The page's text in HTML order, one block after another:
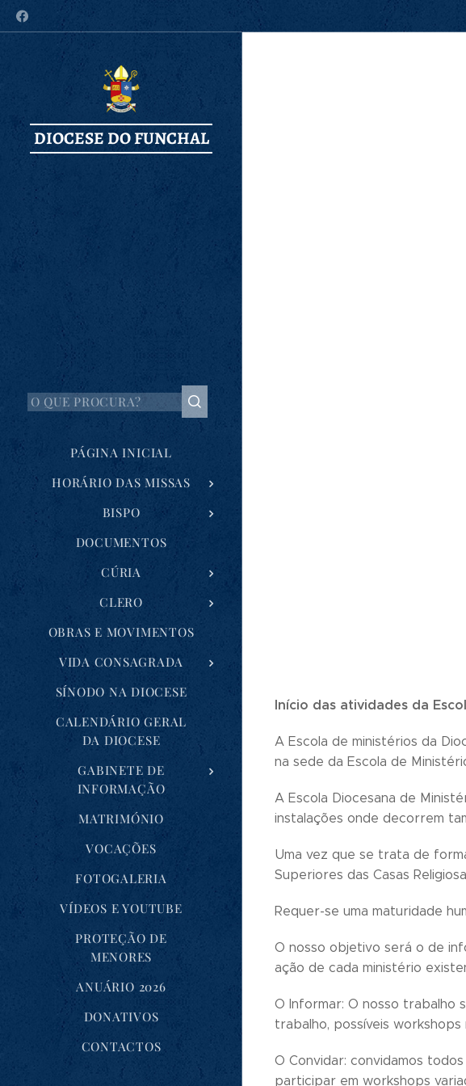
DIOCESE DO FUNCHAL
PÁGINA INICIAL
HORÁRIO DAS MISSAS
BISPO
DOCUMENTOS
CÚRIA
CLERO
OBRAS E MOVIMENTOS
VIDA CONSAGRADA
SÍNODO NA DIOCESE
CALENDÁRIO GERAL
DA DIOCESE
GABINETE DE
INFORMAÇÃO
MATRIMÓNIO
VOCAÇÕES
FOTOGALERIA
VÍDEOS E YOUTUBE
PROTEÇÃO DE
MENORES
ANUÁRIO 2026
DONATIVOS
CONTACTOS
Início das atividades da
A Escola de ministérios da
na sede da Escola de
A Escola Diocesana de
instalações onde decorrem
Uma vez que se trata de
Superiores das Casas
Requer-se uma maturidade
O nosso objetivo será o de
ação de cada ministério
O Informar: O nosso trabalho
trabalho, possíveis workshops
O Convidar: convidamos
participar em workshops